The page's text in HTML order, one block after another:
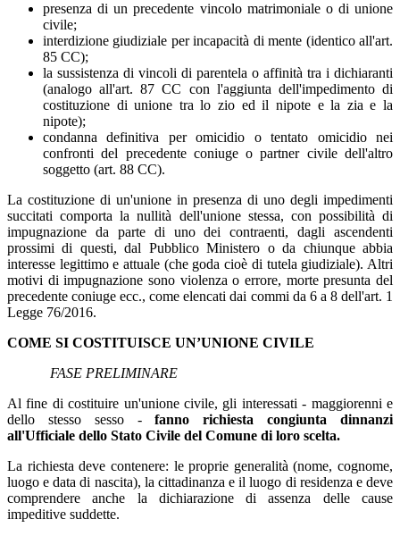
presenza di un precedente vincolo matrimoniale o di unione
civile;
interdizione giudiziale per incapacità di mente (identico all'art.
85 CC);
la sussistenza di vincoli di parentela o affinità tra i dichiaranti
(analogo all'art. 87 CC con l'aggiunta dell'impedimento di
costituzione di unione tra lo zio ed il nipote e la zia e la
nipote);
condanna definitiva per omicidio o tentato omicidio nei
confronti del precedente coniuge o partner civile dell'altro
soggetto (art. 88 CC).
La costituzione di un'unione in presenza di uno degli impedimenti
succitati comporta la nullità dell'unione stessa, con possibilità di
impugnazione da parte di uno dei contraenti, dagli ascendenti
prossimi di questi, dal Pubblico Ministero o da chiunque abbia
interesse legittimo e attuale (che goda cioè di tutela giudiziale). Altri
motivi di impugnazione sono violenza o errore, morte presunta del
precedente coniuge ecc., come elencati dai commi da 6 a 8 dell'art. 1
Legge 76/2016.
COME SI COSTITUISCE UN’UNIONE CIVILE
FASE PRELIMINARE
Al fine di costituire un'unione civile, gli interessati - maggiorenni e
dello stesso sesso -
fanno richiesta congiunta
dinnanzi
all'Ufficiale dello Stato Civile del Comune di loro scelta.
La richiesta deve contenere: le proprie generalità (nome, cognome,
luogo e data di nascita), la cittadinanza e il luogo di residenza e deve
comprendere anche la dichiarazione di assenza delle cause
impeditive suddette.